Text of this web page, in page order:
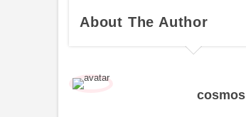
About The Author
cosmos